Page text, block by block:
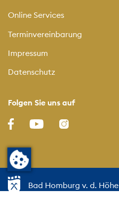
Online Services
Terminvereinbarung
Impressum
Datenschutz
Folgen Sie uns auf
Bad Homburg v. d. Höhe